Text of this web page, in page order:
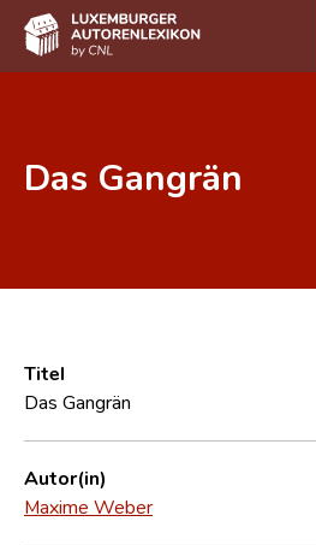
Häufige Fragen und Antworten
CNL
Forschungsgruppe
Kontakt
Das Gangrän
Titel
Das Gangrän
Autor(in)
Maxime Weber